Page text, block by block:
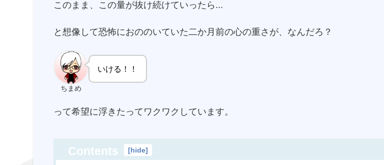
このまま、この量が抜け続けていったら...
と想像して恐怖におののいていた二か月前の心の重さが、なんだろ？
ちまめ
いける！！
って希望に浮きたってワクワクしています。
Contents [hide]